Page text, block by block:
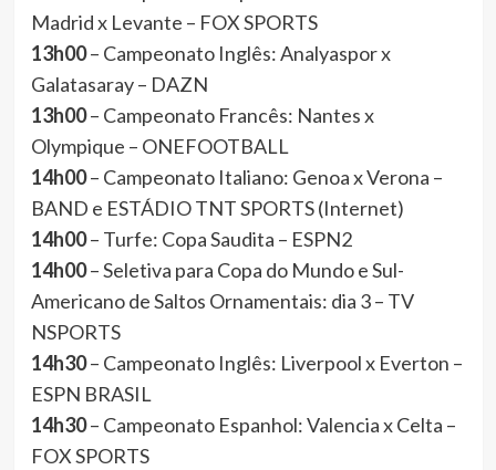
Madrid x Levante – FOX SPORTS
13h00– Campeonato Inglês: Analyaspor x
Galatasaray – DAZN
13h00– Campeonato Francês: Nantes x
Olympique – ONEFOOTBALL
14h00– Campeonato Italiano: Genoa x Verona –
BAND e ESTÁDIO TNT SPORTS (Internet)
14h00– Turfe: Copa Saudita – ESPN2
14h00– Seletiva para Copa do Mundo e Sul-
Americano de Saltos Ornamentais: dia 3 – TV
NSPORTS
14h30– Campeonato Inglês: Liverpool x Everton –
ESPN BRASIL
14h30– Campeonato Espanhol: Valencia x Celta –
FOX SPORTS